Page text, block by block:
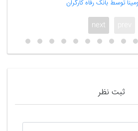
next
ثبت نظر